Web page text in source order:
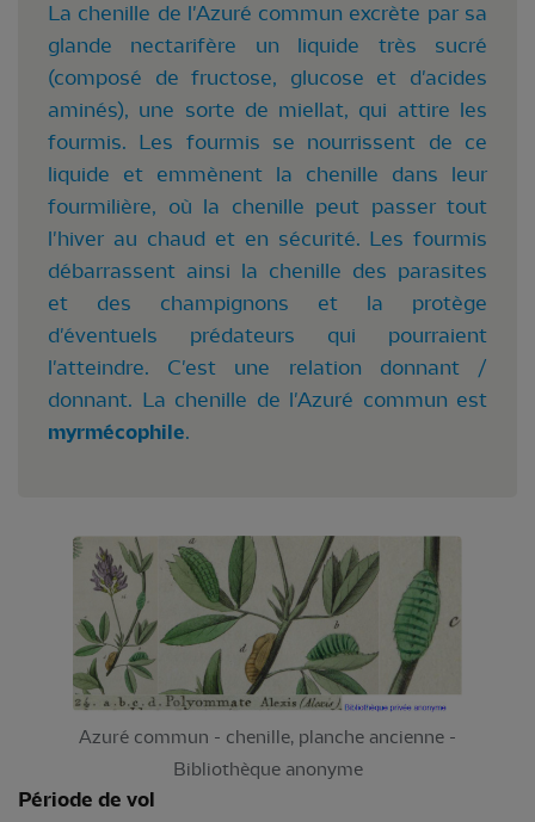
La chenille de l'Azuré commun excrète par sa
glande nectarifère un liquide très sucré
(composé de fructose, glucose et d'acides
aminés), une sorte de miellat, qui attire les
fourmis. Les fourmis se nourrissent de ce
liquide et emmènent la chenille dans leur
fourmilière, où la chenille peut passer tout
l'hiver au chaud et en sécurité. Les fourmis
débarrassent ainsi la chenille des parasites
et des champignons et la protège
d'éventuels prédateurs qui pourraient
l'atteindre. C'est une relation donnant /
donnant. La chenille de l'Azuré commun est
myrmécophile.
Azuré commun - chenille, planche ancienne -
Bibliothèque anonyme
Période de vol